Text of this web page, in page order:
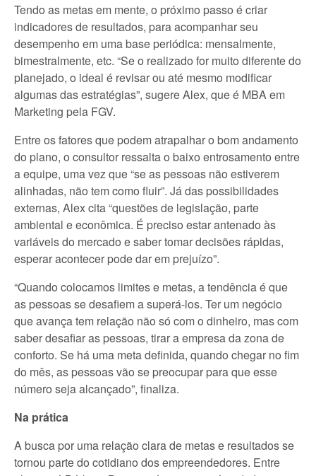
Tendo as metas em mente, o próximo passo é criar
indicadores de resultados, para acompanhar seu
desempenho em uma base periódica: mensalmente,
bimestralmente, etc. “Se o realizado for muito diferente do
planejado, o ideal é revisar ou até mesmo modificar
algumas das estratégias”, sugere Alex, que é MBA em
Marketing pela FGV.
Entre os fatores que podem atrapalhar o bom andamento
do plano, o consultor ressalta o baixo entrosamento entre
a equipe, uma vez que “se as pessoas não estiverem
alinhadas, não tem como fluir”. Já das possibilidades
externas, Alex cita “questões de legislação, parte
ambiental e econômica. É preciso estar antenado às
variáveis do mercado e saber tomar decisões rápidas,
esperar acontecer pode dar em prejuízo”.
“Quando colocamos limites e metas, a tendência é que
as pessoas se desafiem a superá-los. Ter um negócio
que avança tem relação não só com o dinheiro, mas com
saber desafiar as pessoas, tirar a empresa da zona de
conforto. Se há uma meta definida, quando chegar no fim
do mês, as pessoas vão se preocupar para que esse
número seja alcançado”, finaliza.
Na prática
A busca por uma relação clara de metas e resultados se
tornou parte do cotidiano dos empreendedores. Entre